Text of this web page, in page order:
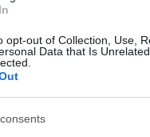
opt-out of Collection, Use,
Data that Is
az ötéves Ema és az